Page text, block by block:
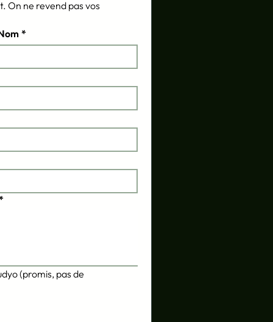
game, escape game,
?
On ne revend pas vos
*
(promis, pas de